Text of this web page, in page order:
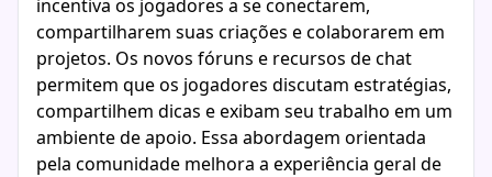
incentiva os jogadores a se conectarem,
compartilharem suas criações e colaborarem em
projetos. Os novos fóruns e recursos de chat
permitem que os jogadores discutam estratégias,
compartilhem dicas e exibam seu trabalho em um
ambiente de apoio. Essa abordagem orientada
pela comunidade melhora a experiência geral de